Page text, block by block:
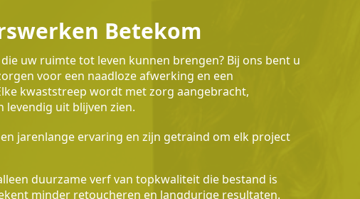
Betekom
uw ruimte tot leven kunnen brengen? Bij ons bent u
voor een naadloze afwerking en een
kwaststreep wordt met zorg aangebracht,
uit blijven zien.
jarenlange ervaring en zijn getraind om elk project
duurzame verf van topkwaliteit die bestand is
minder retoucheren en langdurige resultaten.